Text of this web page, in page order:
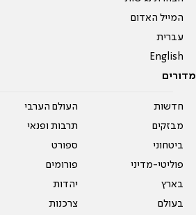
המייל האדום
עברית
English
מדורים
חדשות
מבזקים
ביטחוני
פוליטי-מדיני
בארץ
בעולם
העולם הערבי
תרבות ופנאי
ספורט
פורומים
יהדות
צרכנות